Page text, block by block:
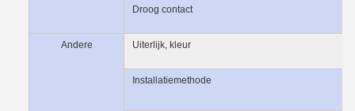
Droog contact
Andere Uiterlijk, kleur
Installatiemethode